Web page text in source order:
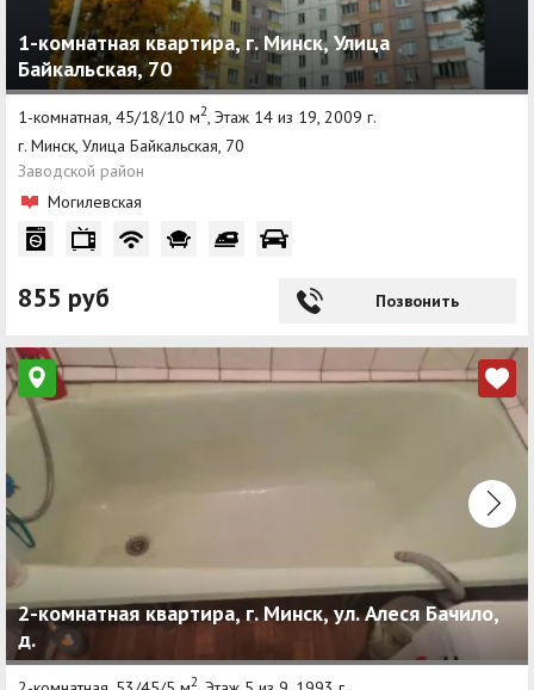
1-комнатная квартира, г. Минск, Улица
Байкальская, 70
1-комнатная, 45/18/10 м2 , Этаж 14 из 19, 2009 г.
г. Минск, Улица Байкальская, 70
Заводской район
Могилевская
855 руб Позвонить
2-комнатная квартира, г. Минск, ул. Алеся Бачило,
д.
2